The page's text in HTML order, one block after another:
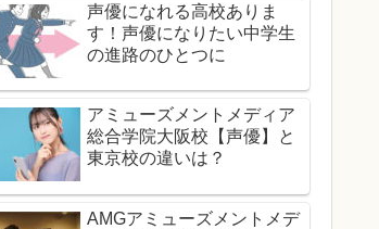
声優になれる高校ありま
す！声優になりたい中学生
の進路のひとつに
アミューズメントメディア
総合学院大阪校【声優】と
東京校の違いは？
AMGアミューズメントメデ